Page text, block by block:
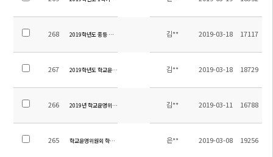
268 2019학년도 중등 평가계획 안내 김** 2019-03-18 17117
267 2019학년도 학교운영위원 교원위원 당선자 공고
김** 2019-03-18 18729
266 2019년 학교운영위원회 교원위원 선출 공고 및 홍보
김** 2019-03-11 16788
265 학교운영위원회 학부모위원 선출 관련 공고 및 홍보문
은** 2019-03-08 19256